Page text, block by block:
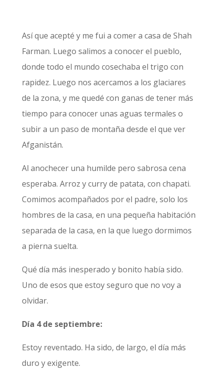
Así que acepté y me fui a comer a casa de Shah
Farman. Luego salimos a conocer el pueblo,
donde todo el mundo cosechaba el trigo con
rapidez. Luego nos acercamos a los glaciares
de la zona, y me quedé con ganas de tener más
tiempo para conocer unas aguas termales o
subir a un paso de montaña desde el que ver
Afganistán.
Al anochecer una humilde pero sabrosa cena
esperaba. Arroz y curry de patata, con chapati.
Comimos acompañados por el padre, solo los
hombres de la casa, en una pequeña habitación
separada de la casa, en la que luego dormimos
a pierna suelta.
Qué día más inesperado y bonito había sido.
Uno de esos que estoy seguro que no voy a
olvidar.
Día 4 de septiembre:
Estoy reventado. Ha sido, de largo, el día más
duro y exigente.